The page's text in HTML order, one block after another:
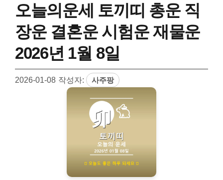
오늘의운세 토끼띠 총운 직
장운 결혼운 시험운 재물운
2026년 1월 8일
2026-01-08 작성자: 사주팡